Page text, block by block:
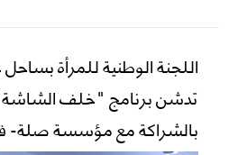
اللجنة الوطنية للمرأة
تدشن برنامج "خلف
بالشراكة مع مؤسسة صلة-